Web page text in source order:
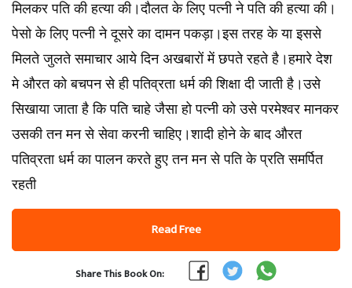
मिलकर पति की हत्या की।दौलत के लिए पत्नी ने पति की हत्या की।
पेसो के लिए पत्नी ने दूसरे का दामन पकड़ा।इस तरह के या इससे
मिलते जुलते समाचार आये दिन अखबारों में छपते रहते है।हमारे देश
मे औरत को बचपन से ही पतिव्रता धर्म की शिक्षा दी जाती है।उसे
सिखाया जाता है कि पति चाहे जैसा हो पत्नी को उसे परमेश्वर मानकर
उसकी तन मन से सेवा करनी चाहिए।शादी होने के बाद औरत
पतिव्रता धर्म का पालन करते हुए तन मन से पति के प्रति समर्पित
रहती
Read Free
Share This Book On: